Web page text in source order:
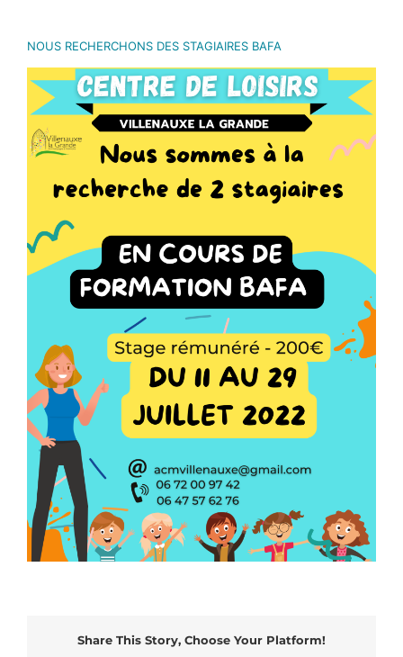
NOUS RECHERCHONS DES STAGIAIRES BAFA
Share This Story, Choose Your Platform!